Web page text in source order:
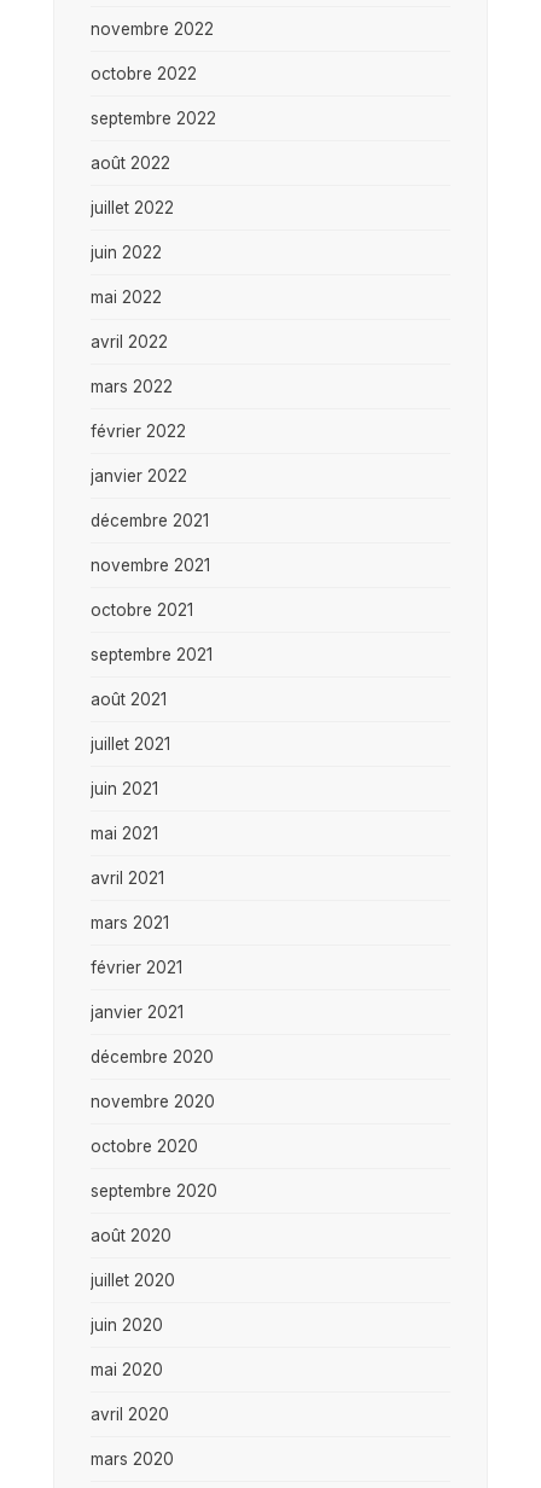
novembre 2022
octobre 2022
septembre 2022
août 2022
juillet 2022
juin 2022
mai 2022
avril 2022
mars 2022
février 2022
janvier 2022
décembre 2021
novembre 2021
octobre 2021
septembre 2021
août 2021
juillet 2021
juin 2021
mai 2021
avril 2021
mars 2021
février 2021
janvier 2021
décembre 2020
novembre 2020
octobre 2020
septembre 2020
août 2020
juillet 2020
juin 2020
mai 2020
avril 2020
mars 2020